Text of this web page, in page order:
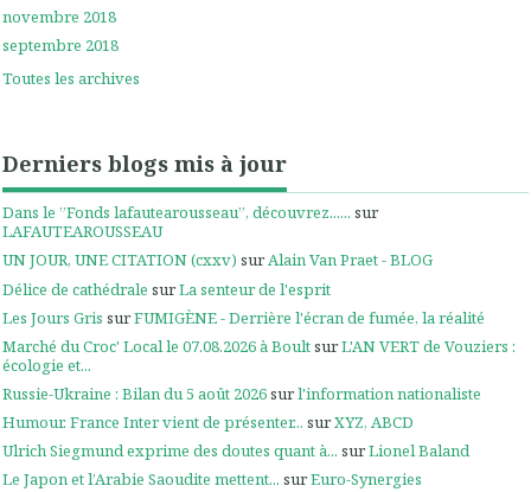
novembre 2018
septembre 2018
Toutes les archives
Derniers blogs mis à jour
Dans le ”Fonds lafautearousseau”, découvrez...... sur
LAFAUTEAROUSSEAU
UN JOUR, UNE CITATION (cxxv) surAlain Van Praet - BLOG
Délice de cathédrale surLa senteur de l'esprit
Les Jours Gris surFUMIGÈNE - Derrière l'écran de fumée, la réalité
Marché du Croc' Local le 07.08.2026 à BoultsurL'AN VERT de Vouziers :
écologie et...
Russie-Ukraine : Bilan du 5 août 2026surl'information nationaliste
Humour. France Inter vient de présenter... surXYZ, ABCD
Ulrich Siegmund exprime des doutes quant à... surLionel Baland
Le Japon et l’Arabie Saoudite mettent... surEuro-Synergies